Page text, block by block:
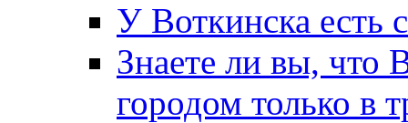
У Воткинска есть
Знаете ли вы, что
городом только в